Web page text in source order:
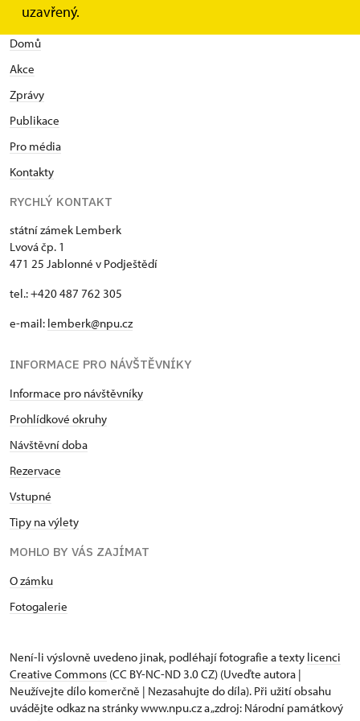
uzavřený.
Domů
Akce
Zprávy
Publikace
Pro média
Kontakty
RYCHLÝ KONTAKT
státní zámek Lemberk
Lvová čp. 1
471 25 Jablonné v Podještědí
tel.: +420 487 762 305
e-mail: lemberk@npu.cz
INFORMACE PRO NÁVŠTĚVNÍKY
Informace pro návštěvníky
Prohlídkové okruhy
Návštěvní doba
Rezervace
Vstupné
Tipy na výlety
MOHLO BY VÁS ZAJÍMAT
O zámku
Fotogalerie
Není-li výslovně uvedeno jinak, podléhají fotografie a texty licenci
Creative Commons (CC BY-NC-ND 3.0 CZ) (Uveďte autora |
Neužívejte dílo komerčně | Nezasahujte do díla). Při užití obsahu
uvádějte odkaz na stránky www.npu.cz a „zdroj: Národní památkový